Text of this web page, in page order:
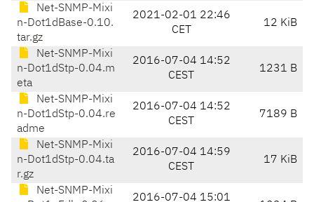
Net-SNMP-Mixi
n-Dot1dBase-0.10.
tar.gz
2021-02-01 22:46
CET
12 KiB
Net-SNMP-Mixi
n-Dot1dStp-0.04.m
eta
2016-07-04 14:52
CEST
1231 B
Net-SNMP-Mixi
n-Dot1dStp-0.04.re
adme
2016-07-04 14:52
CEST
7189 B
Net-SNMP-Mixi
n-Dot1dStp-0.04.ta
r.gz
2016-07-04 14:59
CEST
17 KiB
Net-SNMP-Mixi
2016-07-04 15:01